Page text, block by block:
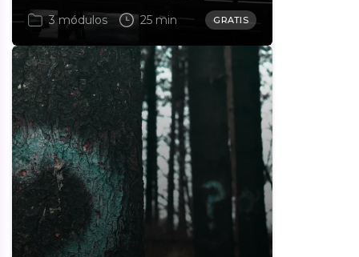
3 módulos 25 min GRATIS